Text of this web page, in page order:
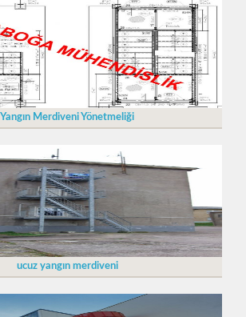
Yangın Merdiveni Yönetmeliği
ucuz yangın merdiveni